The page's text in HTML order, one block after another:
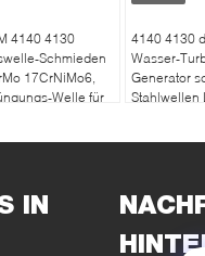
4140 4130
Schmieden
17CrNiMo6,
Welle für
4140 4130
Wasser-
Generator
Stahlwellen
IN